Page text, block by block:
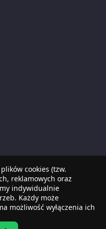
cookies (tzw.
reklamowych oraz
indywidualnie
Każdy może
możliwość wyłączenia ich